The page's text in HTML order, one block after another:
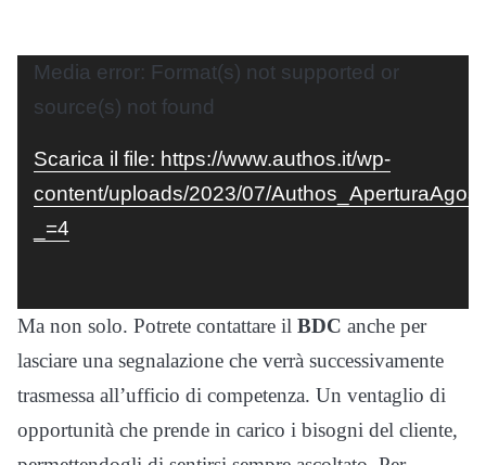
Video
Player
Media error: Format(s) not supported or
source(s) not found
Scarica il file: https://www.authos.it/wp-
content/uploads/2023/07/
_=4
Ma non solo. Potrete contattare il BDC anche per
lasciare una segnalazione che verrà successivamente
trasmessa all’ufficio di competenza. Un ventaglio di
opportunità che prende in carico i bisogni del cliente,